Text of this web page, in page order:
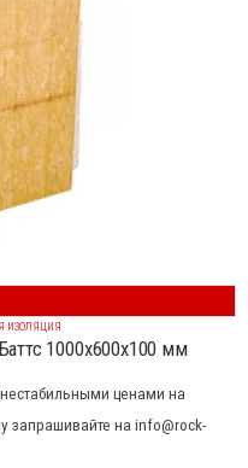
ИЗОЛЯЦИЯ
1000x600x100 мм
ценами на
запрашивайте на info@rock-